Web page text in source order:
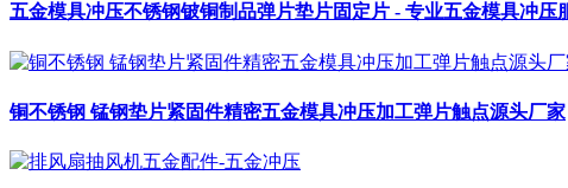
五金模具冲压不锈钢铍铜制品弹片垫片固定片 - 专业五金模具冲压
铜不锈钢 锰钢垫片紧固件精密五金模具冲压加工弹片触点源头厂家